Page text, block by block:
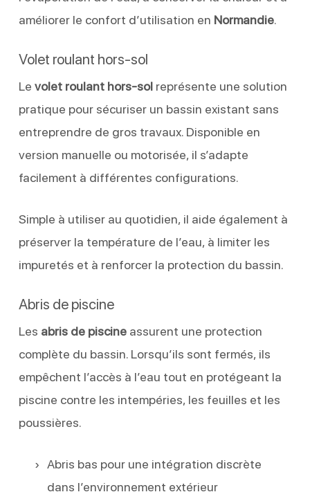
améliorer le confort d’utilisation en Normandie.
Volet roulant hors-sol
Le volet roulant hors-solreprésente une solution
pratique pour sécuriser un bassin existant sans
entreprendre de gros travaux. Disponible en
version manuelle ou motorisée, il s’adapte
facilement à différentes configurations.
Simple à utiliser au quotidien, il aide également à
préserver la température de l’eau, à limiter les
impuretés et à renforcer la protection du bassin.
Abris de piscine
Les abris de piscineassurent une protection
complète du bassin. Lorsqu’ils sont fermés, ils
empêchent l’accès à l’eau tout en protégeant la
piscine contre les intempéries, les feuilles et les
poussières.
Abris bas pour une intégration discrète
dans l’environnement extérieur